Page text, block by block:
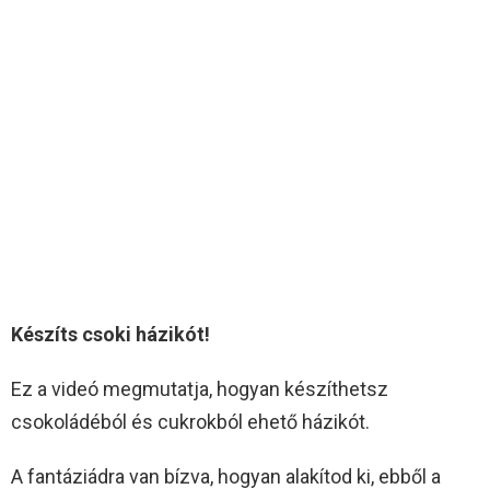
Készíts csoki házikót!
Ez a videó megmutatja, hogyan készíthetsz
csokoládéból és cukrokból ehető házikót.
A fantáziádra van bízva, hogyan alakítod ki, ebből a